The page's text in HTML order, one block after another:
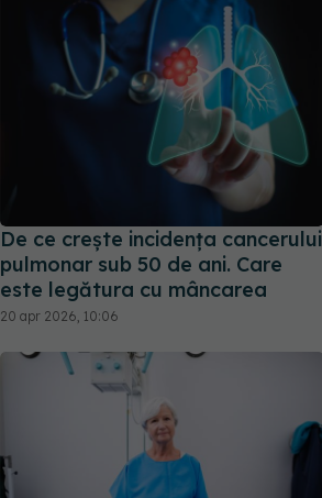
De ce crește incidența cancerului
pulmonar sub 50 de ani. Care
este legătura cu mâncarea
20 apr 2026, 10:06